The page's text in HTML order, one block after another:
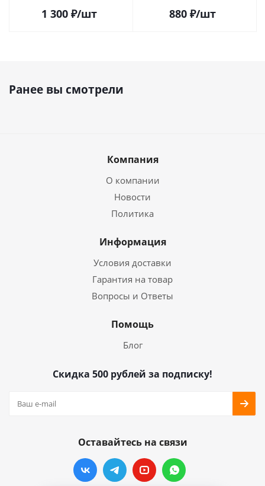
1 300₽/шт 880 ₽/шт
Ранее вы смотрели
Компания
О компании
Новости
Политика
Информация
Условия доставки
Гарантия на товар
Вопросы и Ответы
Помощь
Блог
Скидка 500 рублей за подписку!
Оставайтесь на связи